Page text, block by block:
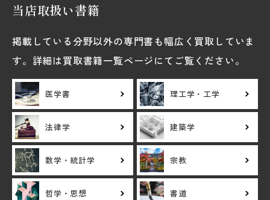
当店取扱い書籍
掲載している分野以外の専門書も幅広く買取していま
す。詳細は買取書籍一覧ページにてご覧ください。
医学書 理工学・工学
法律学 建築学
数学・統計学 宗教
哲学・思想 書道